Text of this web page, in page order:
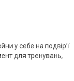
у себе на подвір’ї
для тренувань,